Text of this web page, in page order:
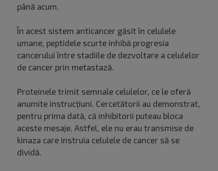
până acum.
În acest sistem anticancer găsit în celulele
umane, peptidele scurte inhibă progresia
cancerului între stadiile de dezvoltare a celulelor
de cancer prin metastază.
Proteinele trimit semnale celulelor, ce le oferă
anumite instrucțiuni. Cercetătorii au demonstrat,
pentru prima dată, că inhibitorii puteau bloca
aceste mesaje. Astfel, ele nu erau transmise de
kinaza care instruia celulele de cancer să se
dividă.